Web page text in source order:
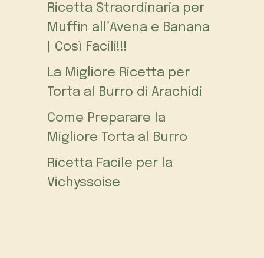
Ricetta Straordinaria per
Muffin all’Avena e Banana
| Così Facili!!!
La Migliore Ricetta per
Torta al Burro di Arachidi
Come Preparare la
Migliore Torta al Burro
Ricetta Facile per la
Vichyssoise